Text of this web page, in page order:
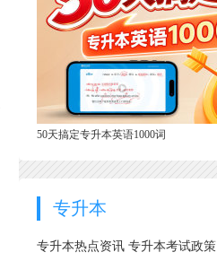
50天搞定专升本英语1000词
专升本
专升本热点资讯 专升本考试政策